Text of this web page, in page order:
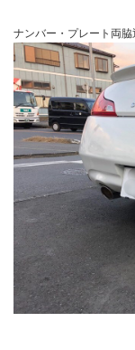
ナンバー・プレート両